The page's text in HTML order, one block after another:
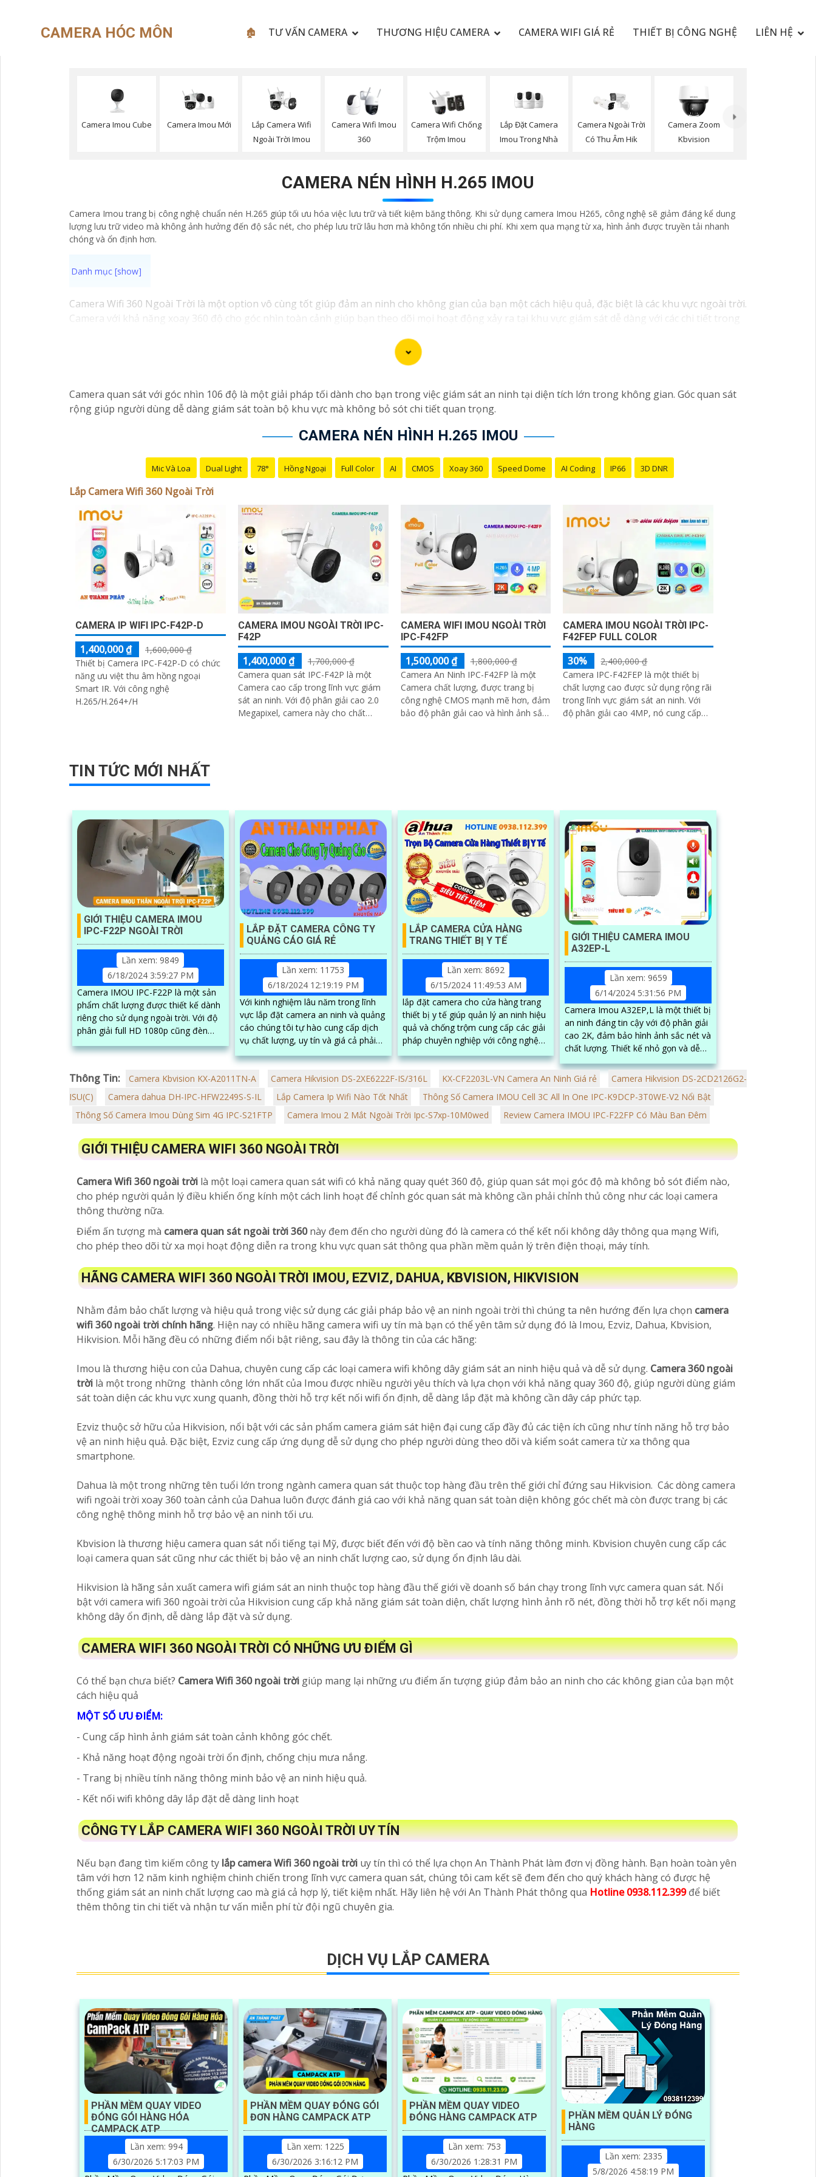
CAMERA HÓC MÔN 🏚 TƯ VẤN CAMERA THƯƠNG HIỆU CAMERA CAMERA WIFI GIÁ RẺ THIẾT BỊ CÔNG NGHỆ LIÊN HỆ
Camera Imou Cube Camera Imou Mới
Lắp Camera Wifi
Ngoài Trời Imou
Camera Wifi Imou
360
Camera Wifi Chống
Trộm Imou
Lắp Đặt Camera
Imou Trong Nhà
Camera Ngoài Trời
Có Thu Âm Hik
Camera Zoom
Kbvision
CAMERA NÉN HÌNH H.265 IMOU
Camera Imou trang bị công nghệ chuẩn nén H.265 giúp tối ưu hóa việc lưu trữ và tiết kiệm băng thông. Khi sử dụng camera Imou H265, công nghệ sẽ giảm đáng kể dung
lượng lưu trữ video mà không ảnh hưởng đến độ sắc nét, cho phép lưu trữ lâu hơn mà không tốn nhiều chi phí. Khi xem qua mạng từ xa, hình ảnh được truyền tải nhanh
chóng và ổn định hơn.
Camera Wifi 360 Ngoài Trời là một option vô cùng tốt giúp đảm an ninh cho không gian của bạn một cách hiệu quả, đặc biệt là các khu vực ngoài trời.
Camera với khả năng xoay 360 độ cho góc nhìn toàn cảnh giúp bạn theo dõi mọi hoạt động xảy ra tại khu vực giám sát dễ dàng với các chi tiết trong
Camera được thiết kế chắc chắn, chống nước và chống bụi giúp camera hoạt động ổn định trong mọi điều kiện thời tiết. ️Với camera wifi 360 ngoài
Camera quan sát với góc nhìn 106 độ là một giải pháp tối dành cho bạn trong việc giám sát an ninh tại diện tích lớn trong không gian. Góc quan sát
rộng giúp người dùng dễ dàng giám sát toàn bộ khu vực mà không bỏ sót chi tiết quan trọng.
CAMERA NÉN HÌNH H.265 IMOU
Mic Và Loa Dual Light 78° Hồng Ngoại Full Color AI CMOS Xoay 360 Speed Dome AI Coding IP66 3D DNR
Lắp Camera Wifi 360 Ngoài Trời
CAMERA IP WIFI IPC-F42P-D
1,400,000 ₫
1,600,000 ₫
Thiết bị Camera IPC-F42P-D có chức
năng ưu việt thu âm hồng ngoại
Smart IR. Với công nghệ
H.265/H.264+/H
CAMERA IMOU NGOÀI TRỜI IPC-
F42P
1,400,000 ₫
1,700,000 ₫
Camera quan sát IPC-F42P là một
Camera cao cấp trong lĩnh vực giám
sát an ninh. Với độ phân giải cao 2.0
Megapixel, camera này cho chất
CAMERA WIFI IMOU NGOÀI TRỜI
IPC-F42FP
1,500,000 ₫
1,800,000 ₫
Camera An Ninh IPC-F42FP là một
Camera chất lượng, được trang bị
công nghệ CMOS mạnh mẽ hơn, đảm
bảo độ phân giải cao và hình ảnh sắc
CAMERA IMOU NGOÀI TRỜI IPC-
F42FEP FULL COLOR
30%
2,400,000 ₫
Camera IPC-F42FEP là một thiết bị
chất lượng cao được sử dụng rộng rãi
trong lĩnh vực giám sát an ninh. Với
độ phân giải cao 4MP, nó cung cấp
TIN TỨC MỚI NHẤT
GIỚI THIỆU CAMERA IMOU
IPC-F22P NGOÀI TRỜI
Lần xem: 9849
6/18/2024 3:59:27 PM
Camera IMOU IPC-F22P là một sản
phẩm chất lượng được thiết kế dành
riêng cho sử dụng ngoài trời. Với độ
phân giải full HD 1080p cũng đèn
camera có...
LẮP ĐẶT CAMERA CÔNG TY
QUẢNG CÁO GIÁ RẺ
Lần xem: 11753
6/18/2024 12:19:19 PM
Với kinh nghiệm lâu năm trong lĩnh
vực lắp đặt camera an ninh và quảng
cáo chúng tôi tự hào cung cấp dịch
vụ chất lượng, uy tín và giá cả phải
chăng. Đội ngũ kỹ thuật viên chuyên...
LẮP CAMERA CỬA HÀNG
TRANG THIẾT BỊ Y TẾ
Lần xem: 8692
6/15/2024 11:49:53 AM
lắp đặt camera cho cửa hàng trang
thiết bị y tế giúp quản lý an ninh hiệu
quả và chống trộm cung cấp các giải
pháp chuyên nghiệp với công nghệ
hiện đại, camera chất lượng cao,
hình ảnh sắc nét và ghi lại đầy đủ
thông tin.
GIỚI THIỆU CAMERA IMOU
A32EP-L
Lần xem: 9659
6/14/2024 5:31:56 PM
Camera Imou A32EP,L là một thiết bị
an ninh đáng tin cậy với độ phân giải
cao 2K, đảm bảo hình ảnh sắc nét và
chất lượng. Thiết kế nhỏ gọn và dễ
dàng lắp đặt, phù hợp cho việc giám
sát gia đình, văn phòng hoặc cửa
Thông Tin: Camera Kbvision KX-A2011TN-A Camera Hikvision DS-2XE6222F-IS/316L KX-CF2203L-VN Camera An Ninh Giá rẻ
Camera Hikvision DS-2CD2126G2-
ISU(C)
Camera dahua DH-IPC-HFW2249S-S-IL Lắp Camera Ip Wifi Nào Tốt Nhất
Thông Số Camera IMOU Cell 3C All In One IPC-K9DCP-3T0WE-V2 Nổi Bật
Thông Số Camera Imou Dùng Sim 4G IPC-S21FTP
Camera Imou 2 Mắt Ngoài Trời Ipc-S7xp-10M0wed Review Camera IMOU IPC-F22FP Có Màu Ban Đêm
GIỚI THIỆU CAMERA WIFI 360 NGOÀI TRỜI
Camera Wifi 360 ngoài trời là một loại camera quan sát wifi có khả năng quay quét 360 độ, giúp quan sát mọi góc độ mà không bỏ sót điểm nào,
cho phép người quản lý điều khiển ống kính một cách linh hoạt để chỉnh góc quan sát mà không cần phải chỉnh thủ công như các loại camera
thông thường nữa.
Điểm ấn tượng mà camera quan sát ngoài trời 360này đem đến cho người dùng đó là camera có thể kết nối không dây thông qua mạng Wifi,
cho phép theo dõi từ xa mọi hoạt động diễn ra trong khu vực quan sát thông qua phần mềm quản lý trên điện thoại, máy tính.
HÃNG CAMERA WIFI 360 NGOÀI TRỜI IMOU, EZVIZ, DAHUA, KBVISION, HIKVISION
Nhằm đảm bảo chất lượng và hiệu quả trong việc sử dụng các giải pháp bảo vệ an ninh ngoài trời thì chúng ta nên hướng đến lựa chọn camera
wifi 360 ngoài trời chính hãng. Hiện nay có nhiều hãng camera wifi uy tín mà bạn có thể yên tâm sử dụng đó là Imou, Ezviz, Dahua, Kbvision,
Hikvision. Mỗi hãng đều có những điểm nổi bật riêng, sau đây là thông tin của các hãng:
Imou là thương hiệu con của Dahua, chuyên cung cấp các loại camera wifi không dây giám sát an ninh hiệu quả và dễ sử dụng. Camera 360 ngoài
trời là một trong những thành công lớn nhất của Imou được nhiều người yêu thích và lựa chọn với khả năng quay 360 độ, giúp người dùng giám
sát toàn diện các khu vực xung quanh, đồng thời hỗ trợ kết nối wifi ổn định, dễ dàng lắp đặt mà không cần dây cáp phức tạp.
Ezviz thuộc sở hữu của Hikvision, nổi bật với các sản phẩm camera giám sát hiện đại cung cấp đầy đủ các tiện ích cũng như tính năng hỗ trợ bảo
vệ an ninh hiệu quả. Đặc biệt, Ezviz cung cấp ứng dụng dễ sử dụng cho phép người dùng theo dõi và kiểm soát camera từ xa thông qua
smartphone.
Dahua là một trong những tên tuổi lớn trong ngành camera quan sát thuộc top hàng đầu trên thế giới chỉ đứng sau Hikvision. Các dòng camera
wifi ngoài trời xoay 360 toàn cảnh của Dahua luôn được đánh giá cao với khả năng quan sát toàn diện không góc chết mà còn được trang bị các
công nghệ thông minh hỗ trợ bảo vệ an ninh tối ưu.
Kbvision là thương hiệu camera quan sát nổi tiếng tại Mỹ, được biết đến với độ bền cao và tính năng thông minh. Kbvision chuyên cung cấp các
loại camera quan sát cũng như các thiết bị bảo vệ an ninh chất lượng cao, sử dụng ổn định lâu dài.
Hikvision là hãng sản xuất camera wifi giám sát an ninh thuộc top hàng đầu thế giới về doanh số bán chạy trong lĩnh vực camera quan sát. Nổi
bật với camera wifi 360 ngoài trời của Hikvision cung cấp khả năng giám sát toàn diện, chất lượng hình ảnh rõ nét, đồng thời hỗ trợ kết nối mạng
không dây ổn định, dễ dàng lắp đặt và sử dụng.
CAMERA WIFI 360 NGOÀI TRỜI CÓ NHỮNG ƯU ĐIỂM GÌ
Có thể bạn chưa biết? Camera Wifi 360 ngoài trời giúp mang lại những ưu điểm ấn tượng giúp đảm bảo an ninh cho các không gian của bạn một
cách hiệu quả
MỘT SỐ ƯU ĐIỂM:
- Cung cấp hình ảnh giám sát toàn cảnh không góc chết.
- Khả năng hoạt động ngoài trời ổn định, chống chịu mưa nắng.
- Trang bị nhiều tính năng thông minh bảo vệ an ninh hiệu quả.
- Kết nối wifi không dây lắp đặt dễ dàng linh hoạt
CÔNG TY LẮP CAMERA WIFI 360 NGOÀI TRỜI UY TÍN
Nếu bạn đang tìm kiếm công ty lắp camera Wifi 360 ngoài trời uy tín thì có thể lựa chọn An Thành Phát làm đơn vị đồng hành. Bạn hoàn toàn yên
tâm với hơn 12 năm kinh nghiệm chinh chiến trong lĩnh vực camera quan sát, chúng tôi cam kết sẽ đem đến cho quý khách hàng có được hệ
thống giám sát an ninh chất lượng cao mà giá cả hợp lý, tiết kiệm nhất. Hãy liên hệ với An Thành Phát thông qua Hotline 0938.112.399để biết
thêm thông tin chi tiết và nhận tư vấn miễn phí từ đội ngũ chuyên gia.
DỊCH VỤ LẮP CAMERA
PHẦN MỀM QUAY VIDEO
ĐÓNG GÓI HÀNG HÓA
CAMPACK ATP
Lần xem: 994
6/30/2026 5:17:03 PM
PHẦN MỀM QUAY ĐÓNG GÓI
ĐƠN HÀNG CAMPACK ATP
Lần xem: 1225
6/30/2026 3:16:12 PM
PHẦN MỀM QUAY VIDEO
ĐÓNG HÀNG CAMPACK ATP
Lần xem: 753
6/30/2026 1:28:31 PM
PHẦN MỀM QUẢN LÝ ĐÓNG
HÀNG
Lần xem: 2335
5/8/2026 4:58:19 PM